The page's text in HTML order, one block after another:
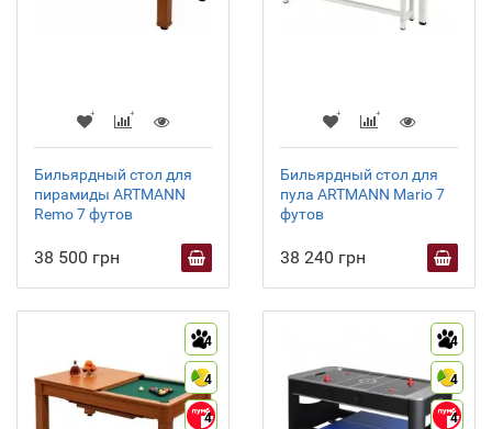
Бильярдный стол для
пирамиды ARTMANN
Remo 7 футов
38 500 грн
Бильярдный стол для
пула ARTMANN Mario 7
футов
38 240 грн
4
4
4
4
4
4